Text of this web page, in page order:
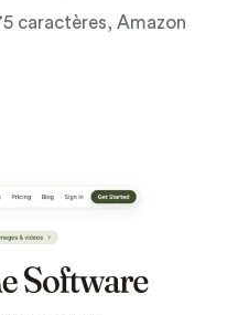
caractères, Amazon